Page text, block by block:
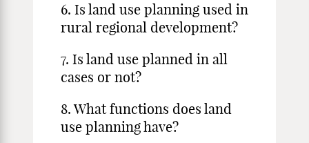
6. Is land use planning used in
rural regional development?
7. Is land use planned in all
cases or not?
8. What func­tions does land
use planning have?